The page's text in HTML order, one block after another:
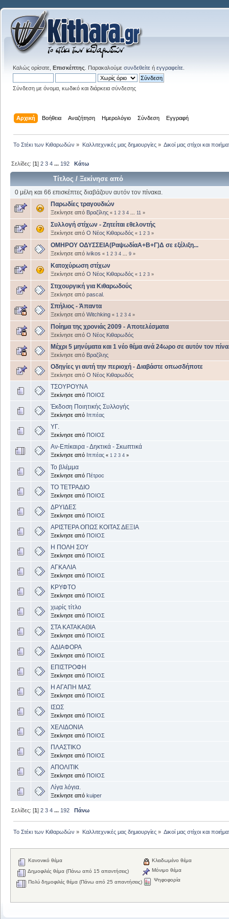
Καλώς ορίσατε, Επισκέπτης . Παρακαλούμε συνδεθείτε ή εγγραφείτε
Σύνδεση με όνομα, κωδικό και διάρκεια σύνδεσης
Αρχική Βοήθεια Αναζήτηση Ημερολόγιο Σύνδεση Εγγραφή
Το Στέκι των Κιθαρωδών » Καλλιτεχνικές μας δημιουργίες» Δικοί μας στίχοι και
Σελίδες: [1]2 3 4 ... 192 Κάτω
Τίτλος /Ξεκίνησε από
0 μέλη και 66 επισκέπτες διαβάζουν αυτόν τον πίνακα.
Παρωδίες τραγουδιών
Ξεκίνησε από Βραζίλης « 1 2 3 4 11 »
Συλλογή στίχων - Ζητείται εθελοντής
Ξεκίνησε από Ο Νέος Κιθαρωδός « 1 2 3 »
ΟΜΗΡΟΥ ΟΔΥΣΣΕΙΑ(ΡαψωδίαΑ+Β+Γ)Δ σε εξέλιξη...
Ξεκίνησε από ivikos « 1 2 3 4 9 »
Κατοχύρωση στίχων
Ξεκίνησε από Ο Νέος Κιθαρωδός « 1 2 3 »
Στιχουργική για Κιθαρωδούς
Ξεκίνησε από pascal.
Σπήλιος - Άπαντα
Ξεκίνησε από Witchking « 1 2 3 4 »
Ποίημα της χρονιάς 2009 - Αποτελέσματα
Ξεκίνησε από Ο Νέος Κιθαρωδός
Μέχρι 5 μηνύματα και 1 νέο θέμα ανά 24ωρο σε αυτόν τον
Ξεκίνησε από Βραζίλης
Οδηγίες γι αυτή την περιοχή - Διαβάστε οπωσδήποτε
Ξεκίνησε από Ο Νέος Κιθαρωδός
ΤΣΟΥΡΟΥΝΑ
Ξεκίνησε από ΠΟΙΟΣ
Έκδοση Ποιητικής Συλλογής
Ξεκίνησε από Ιππέας
ΥΓ.
Ξεκίνησε από ΠΟΙΟΣ
Αν-Επίκαιρα - Δηκτικά - Σκωπτικά
Ξεκίνησε από Ιππέας « 1 2 3 4 »
Το βλέμμα
Ξεκίνησε από Πέτροc
ΤΟ ΤΕΤΡΑΔΙΟ
Ξεκίνησε από ΠΟΙΟΣ
ΔΡΥΙΔΕΣ
Ξεκίνησε από ΠΟΙΟΣ
ΑΡΙΣΤΕΡΑ ΟΠΩΣ ΚΟΙΤΑΣ ΔΕΞΙΑ
Ξεκίνησε από ΠΟΙΟΣ
Η ΠΟΛΗ ΣΟΥ
Ξεκίνησε από ΠΟΙΟΣ
ΑΓΚΑΛΙΑ
Ξεκίνησε από ΠΟΙΟΣ
ΚΡΥΦΤΟ
Ξεκίνησε από ΠΟΙΟΣ
χωρίς τίτλο
Ξεκίνησε από ΠΟΙΟΣ
ΣΤΑ ΚΑΤΑΚΑΘΙΑ
Ξεκίνησε από ΠΟΙΟΣ
ΑΔΙΑΦΟΡΑ
Ξεκίνησε από ΠΟΙΟΣ
ΕΠΙΣΤΡΟΦΗ
Ξεκίνησε από ΠΟΙΟΣ
Η ΑΓΑΠΗ ΜΑΣ
Ξεκίνησε από ΠΟΙΟΣ
ΙΣΩΣ
Ξεκίνησε από ΠΟΙΟΣ
ΧΕΛΙΔΟΝΙΑ
Ξεκίνησε από ΠΟΙΟΣ
ΠΛΑΣΤΙΚΟ
Ξεκίνησε από ΠΟΙΟΣ
ΑΠΟΛΙΤΙΚ
Ξεκίνησε από ΠΟΙΟΣ
Λίγα λόγια.
Ξεκίνησε από kuiper
Σελίδες: [1]2 3 4 ... 192 Πάνω
Το Στέκι των Κιθαρωδών » Καλλιτεχνικές μας δημιουργίες» Δικοί μας στίχοι και
Κανονικό θέμα
Δημοφιλές θέμα (Πάνω από 15 απαντήσεις)
Πολύ δημοφιλές θέμα (Πάνω από 25 απαντήσεις)
Κλειδωμένο θέμα
Μόνιμο θέμα
Ψηφοφορία